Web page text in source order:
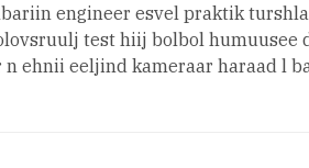
engineer esvel praktik
test hiij bolbol
ehnii eeljind kameraar haraad l